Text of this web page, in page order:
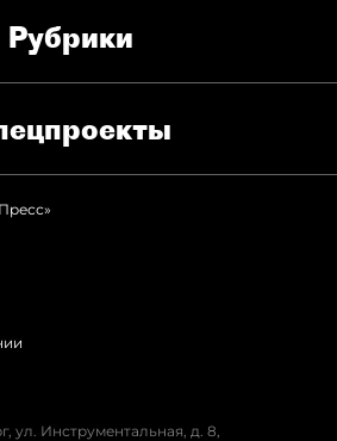
Рубрики
ул. Инструментальная, д. 8,